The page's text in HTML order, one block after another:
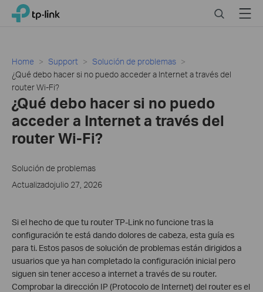
Click
navigation
TP-Link, Reliably Smart SearchMenu
Home Support
Solución de problemas
¿Qué debo hacer si no puedo acceder a Internet a través del
router Wi-Fi?
¿Qué debo hacer si no puedo
acceder a Internet a través del
router Wi-Fi?
Solución de problemas
Actualizadojulio 27, 2026
Si el hecho de que tu router TP-Link no funcione tras la
configuración te está dando dolores de cabeza, esta guía es
para ti. Estos pasos de solución de problemas están dirigidos a
usuarios que ya han completado la configuración inicial pero
siguen sin tener acceso a internet a través de su router.
Comprobar la dirección IP (Protocolo de Internet) del router es el